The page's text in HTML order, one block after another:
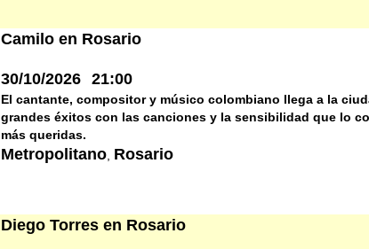
Camilo en Rosario
30/10/2026 21:00
El cantante, compositor y músico colombiano llega a la
grandes éxitos con las canciones y la sensibilidad que lo
más queridas.
Metropolitano, Rosario
Diego Torres en Rosario